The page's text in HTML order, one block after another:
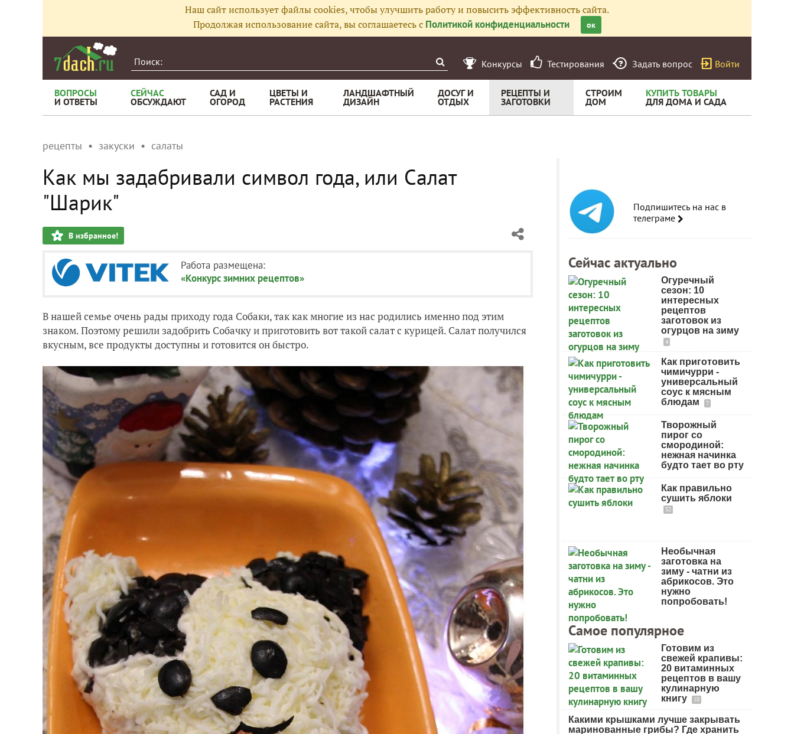
Наш сайт использует файлы cookies, чтобы улучшить работу и повысить эффективность сайта.
Продолжая использование сайта, вы соглашаетесь с Политикой конфиденциальности ок
Конкурсы Тестирования Задать вопрос Войти
ВОПРОСЫ
И ОТВЕТЫ
СЕЙЧАС
ОБСУЖДАЮТ
САД И
ОГОРОД
ЦВЕТЫ И
РАСТЕНИЯ
ЛАНДШАФТНЫЙ
ДИЗАЙН
ДОСУГ И
ОТДЫХ
РЕЦЕПТЫ И
ЗАГОТОВКИ
СТРОИМ
ДОМ
КУПИТЬ ТОВАРЫ
ДЛЯ ДОМА И САДА
рецепты закуски салаты
Как мы задабривали символ года, или Салат
"Шарик"
В избранное!
Работа размещена:
«Конкурс зимних рецептов»
В нашей семье очень рады приходу года Собаки, так как многие из нас родились именно под этим
знаком. Поэтому решили задобрить Собачку и приготовить вот такой салат с курицей. Салат получился
вкусным, все продукты доступны и готовится он быстро.
Подпишитесь на нас в
телеграме
Сейчас актуально
Огуречный
сезон: 10
интересных
рецептов
заготовок из
огурцов на зиму
4
Как приготовить
чимичурри -
универсальный
соус к мясным
блюдам
7
Творожный
пирог со
смородиной:
нежная начинка
будто тает во рту
Как правильно
сушить яблоки
32
Необычная
заготовка на
зиму - чатни из
абрикосов. Это
нужно
попробовать!
Самое популярное
Готовим из
свежей крапивы:
20 витаминных
рецептов в вашу
кулинарную
книгу
10
Какими крышками лучше закрывать
маринованные грибы? Где хранить